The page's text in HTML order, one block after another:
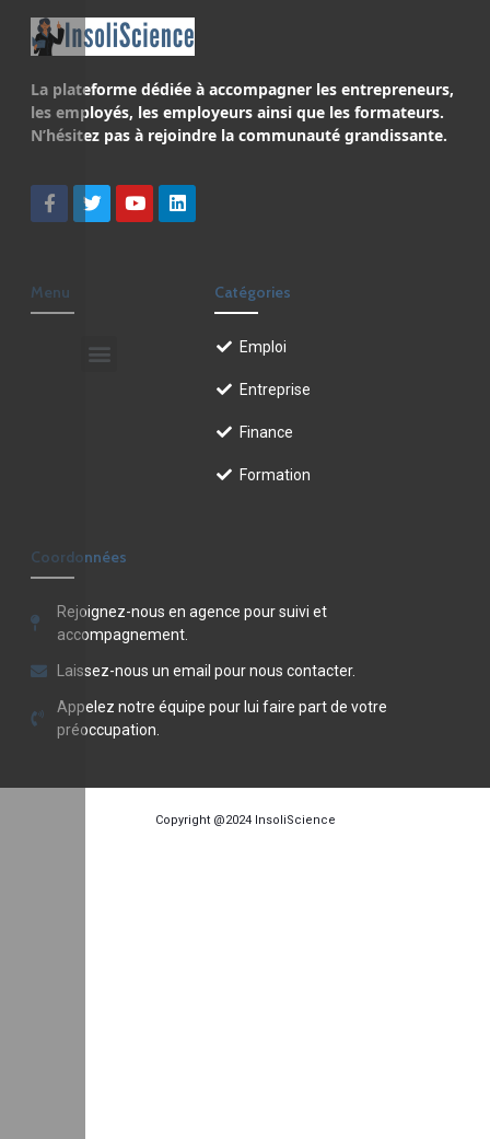
La plateforme dédiée à accompagner les entrepreneurs,
les employés, les employeurs ainsi que les formateurs.
N’hésitez pas à rejoindre la communauté grandissante.
Menu Catégories
Emploi
Entreprise
Finance
Formation
Coordonnées
Rejoignez-nous en agence pour suivi et
accompagnement.
Laissez-nous un email pour nous contacter.
Appelez notre équipe pour lui faire part de votre
préoccupation.
Copyright @2024 InsoliScience